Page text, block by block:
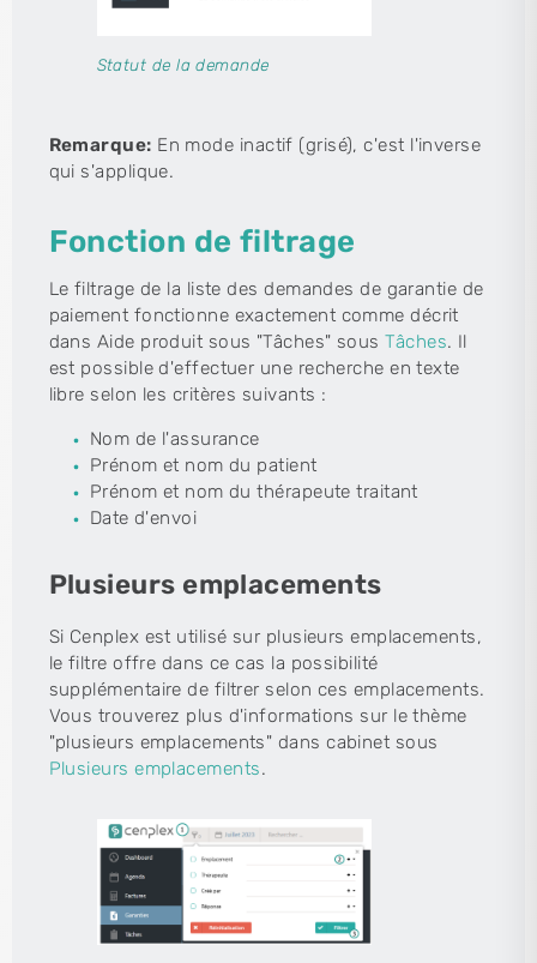
Statut de la demande
Remarque: En mode inactif (grisé), c'est l'inverse
qui s'applique.
Fonction de filtrage
Le filtrage de la liste des demandes de garantie de
paiement fonctionne exactement comme décrit
dans Aide produit sous "Tâches" sousTâches. Il
est possible d'effectuer une recherche en texte
libre selon les critères suivants :
Nom de l'assurance
Prénom et nom du patient
Prénom et nom du thérapeute traitant
Date d'envoi
Plusieurs emplacements
Si Cenplex est utilisé sur plusieurs emplacements,
le filtre offre dans ce cas la possibilité
supplémentaire de filtrer selon ces emplacements.
Vous trouverez plus d'informations sur le thème
"plusieurs emplacements" dans cabinet sous
Plusieurs emplacements.